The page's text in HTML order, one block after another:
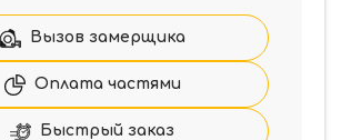
DS1005
AL6
Вызов замерщика
Оплата частями
Быстрый заказ